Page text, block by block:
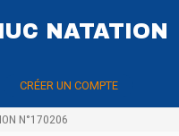
NATATION
CRÉER UN COMPTE
N°170206